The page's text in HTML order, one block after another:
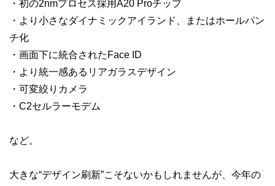
・初の2nmプロセス採用A20 Proチップ
・より小さなダイナミックアイランド、またはホールパン
チ化
・画面下に統合されたFace ID
・より統一感あるリアガラスデザイン
・可変絞りカメラ
・C2セルラーモデム
など。
大きな“デザイン刷新”こそないかもしれませんが、今年の